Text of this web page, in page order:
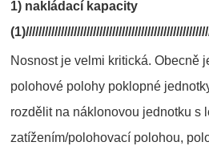
1) nakládací kapacity
Nosnost je velmi kritická. Obecně
polohové polohy poklopné
rozdělit na náklonovou jednotku s
zatížením/polohovací polohou,